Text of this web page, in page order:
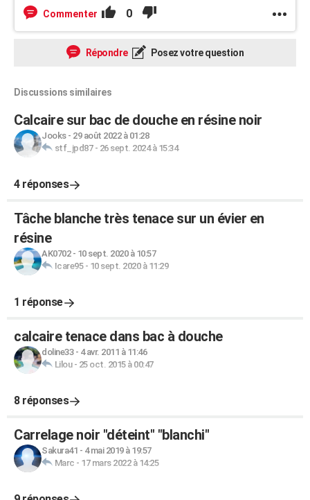
Commenter 0
Répondre Posez votre question
Discussions similaires
Calcaire sur bac de douche en résine noir
Jooks- 29 août 2022 à 01:28
stf_jpd87- 26 sept. 2024 à 15:34
4 réponses
Tâche blanche très tenace sur un évier en
résine
AK0702- 10 sept. 2020 à 10:57
Icare95- 10 sept. 2020 à 11:29
1 réponse
calcaire tenace dans bac à douche
doline33- 4 avr. 2011 à 11:46
Lilou- 25 oct. 2015 à 00:47
8 réponses
Carrelage noir "déteint" "blanchi"
Sakura41 - 4 mai 2019 à 19:57
Marc - 17 mars 2022 à 14:25